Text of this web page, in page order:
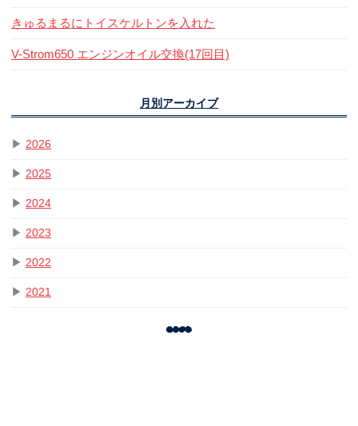
きゅるまるにトイスケルトンを入れた
V-Strom650 エンジンオイル交換(17回目)
月別アーカイブ
▶ 2026
▶ 2025
▶ 2024
▶ 2023
▶ 2022
▶ 2021